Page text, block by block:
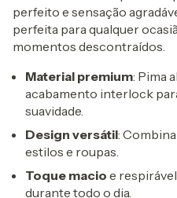
perfeito e sensação
perfeita para qualquer
momentos descontraídos.
Material premium: Pima
acabamento interlock
suavidade.
Design versátil:
estilos e roupas.
Toque macio e
durante todo o dia.